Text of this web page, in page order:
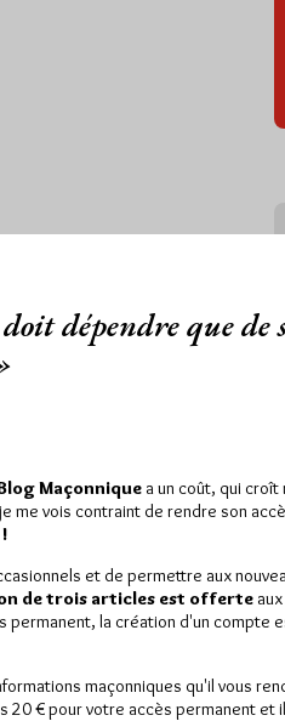
dépendre que de
Maçonnique a un coût, qui
me vois contraint de rendre son
et de permettre aux
de trois articles est offerte
permanent, la création d'un compte
maçonniques qu'il vous
€ pour votre accès permanent et